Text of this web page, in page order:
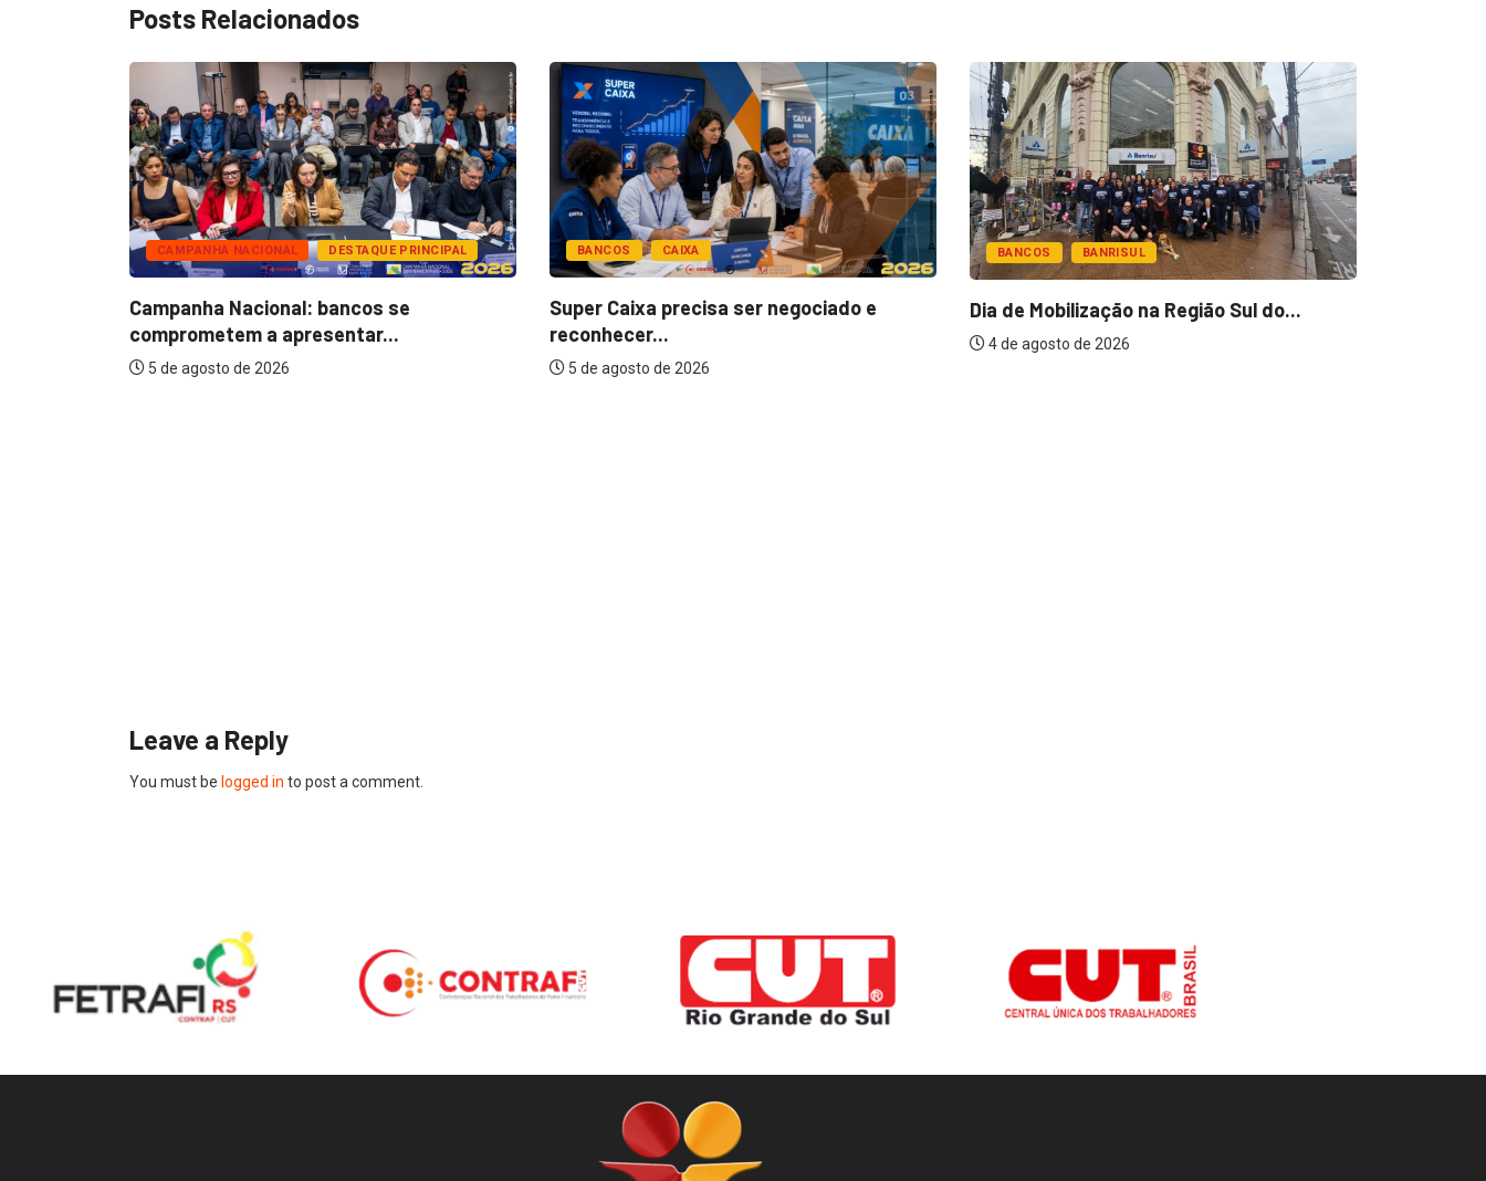
Posts Relacionados
CAMPANHA NACIONAL DESTAQUE PRINCIPAL
Campanha Nacional: bancos se
comprometem a apresentar...
5 de agosto de 2026
BANCOS CAIXA
Super Caixa precisa ser negociado e
reconhecer...
5 de agosto de 2026
BANCOS BANRISUL
Dia de Mobilização na Região Sul do...
4 de agosto de 2026
Leave a Reply
You must be logged in to post a comment.